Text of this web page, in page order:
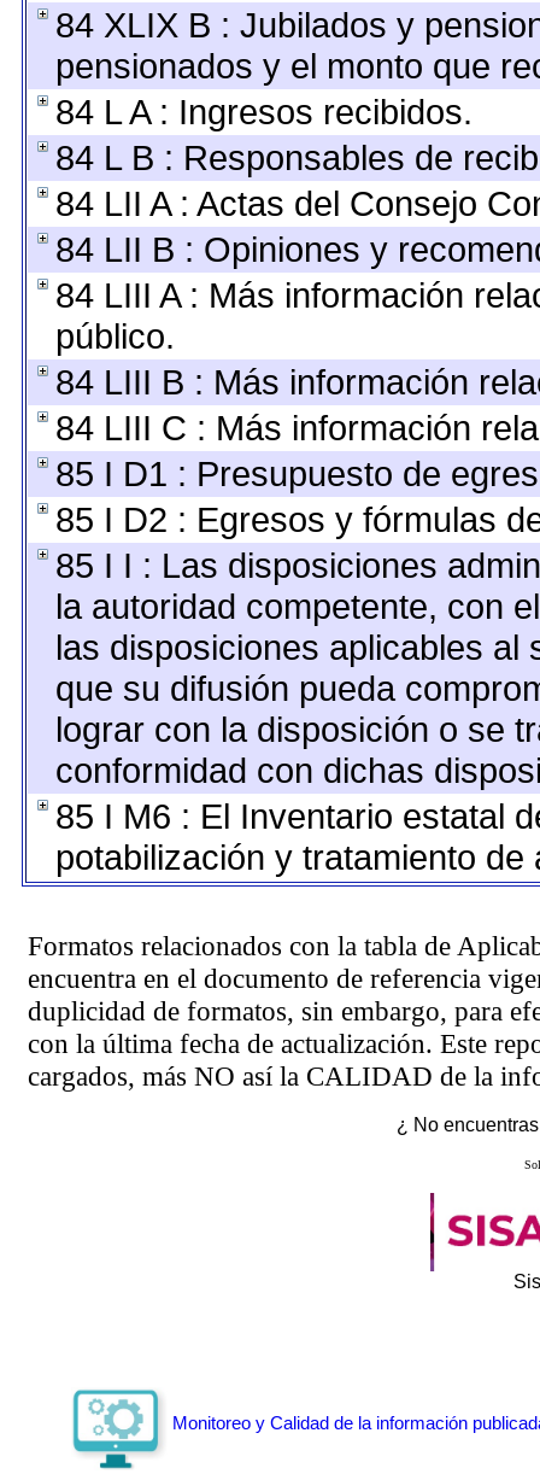
84 XLIX B : Jubilados y
pensionados y el monto que
84 L A : Ingresos recibidos.
84 L B : Responsables de
84 LII A : Actas del Consejo
84 LII B : Opiniones y
84 LIII A : Más información
público.
84 LIII B : Más información
84 LIII C : Más información
85 I D1 : Presupuesto de
85 I D2 : Egresos y fórmulas
85 I I : Las disposiciones
la autoridad competente, con
las disposiciones aplicables al
que su difusión pueda
lograr con la disposición o se
conformidad con dichas
85 I M6 : El Inventario estatal
potabilización y tratamiento de
Formatos relacionados con la tabla de
encuentra en el documento de referencia
duplicidad de formatos, sin embargo, para
con la última fecha de actualización. Este
cargados, más NO así la CALIDAD de la
¿ No
Monitoreo y Calidad de la información